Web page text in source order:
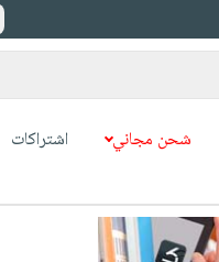
شحن مجاني اشتراكات